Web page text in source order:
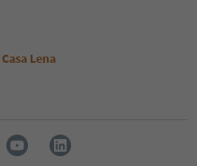
Casa Lena